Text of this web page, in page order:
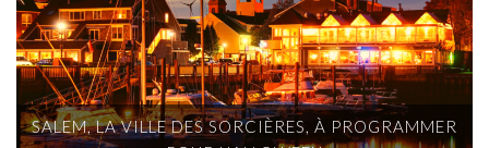
SALEM, LA VILLE DES SORCIÈRES, À PROGRAMMER